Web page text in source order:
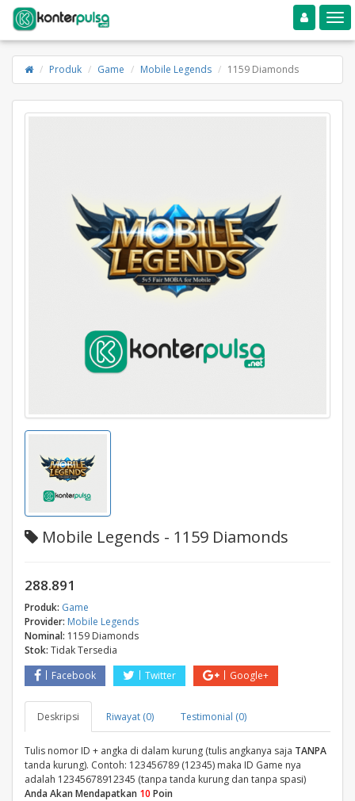
Toggle navigation
Produk Game Mobile Legends 1159 Diamonds
Mobile Legends - 1159 Diamonds
288.891
Produk: Game
Provider: Mobile Legends
Nominal: 1159 Diamonds
Stok: Tidak Tersedia
Facebook
Twitter Google+
Deskripsi Riwayat (0) Testimonial (0)
Tulis nomor ID + angka di dalam kurung (tulis angkanya saja TANPA
tanda kurung). Contoh: 123456789 (12345) maka ID Game nya
adalah 12345678912345 (tanpa tanda kurung dan tanpa spasi)
Anda Akan Mendapatkan 10 Poin